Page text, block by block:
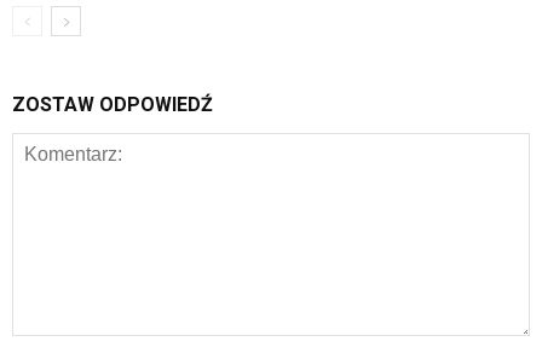
ZOSTAW ODPOWIEDŹ